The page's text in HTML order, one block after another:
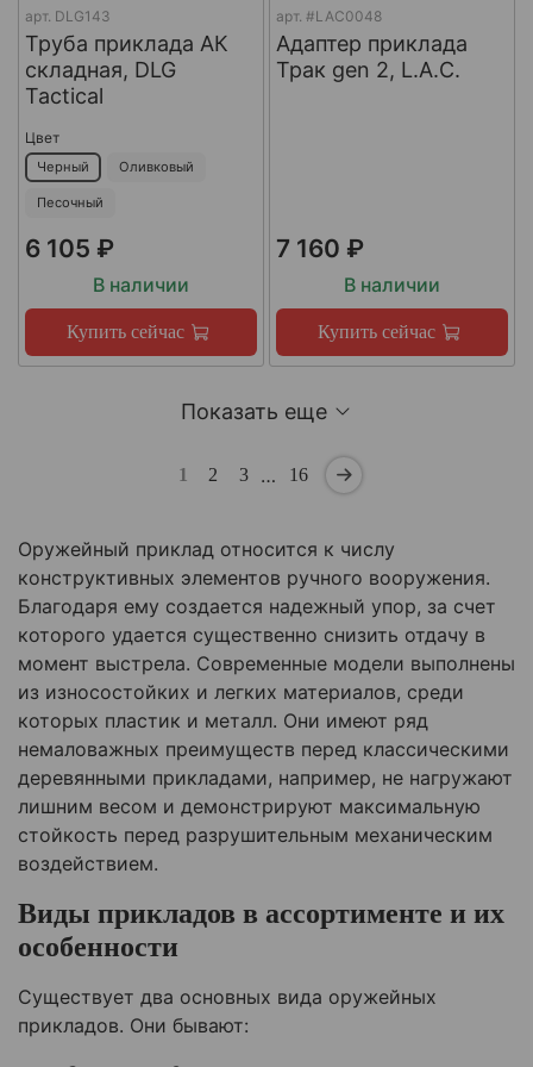
арт. DLG143
Труба приклада АК
складная, DLG
Tactical
Цвет
Черный Оливковый
Песочный
6 105 ₽
В наличии
Купить сейчас
арт. #LAC0048
Адаптер приклада
Трак gen 2, L.A.C.
7 160 ₽
В наличии
Купить сейчас
Показать еще
1 2 3 … 16
Оружейный приклад относится к числу
конструктивных элементов ручного вооружения.
Благодаря ему создается надежный упор, за счет
которого удается существенно снизить отдачу в
момент выстрела. Современные модели выполнены
из износостойких и легких материалов, среди
которых пластик и металл. Они имеют ряд
немаловажных преимуществ перед классическими
деревянными прикладами, например, не нагружают
лишним весом и демонстрируют максимальную
стойкость перед разрушительным механическим
воздействием.
Виды прикладов в ассортименте и их
особенности
Существует два основных вида оружейных
прикладов. Они бывают: